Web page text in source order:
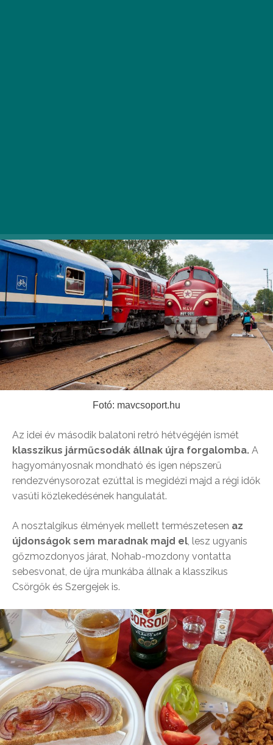
Fotó: mavcsoport.hu
Az idei év második balatoni retró hétvégéjén ismét
klasszikus járműcsodák állnak újra forgalomba. A
hagyományosnak mondható és igen népszerű
rendezvénysorozat ezúttal is megidézi majd a régi idők
vasúti közlekedésének hangulatát.
A nosztalgikus élmények mellett természetesen az
újdonságok sem maradnak majd el , lesz ugyanis
gőzmozdonyos járat, Nohab-mozdony vontatta
sebesvonat, de újra munkába állnak a klasszikus
Csörgők és Szergejek is.